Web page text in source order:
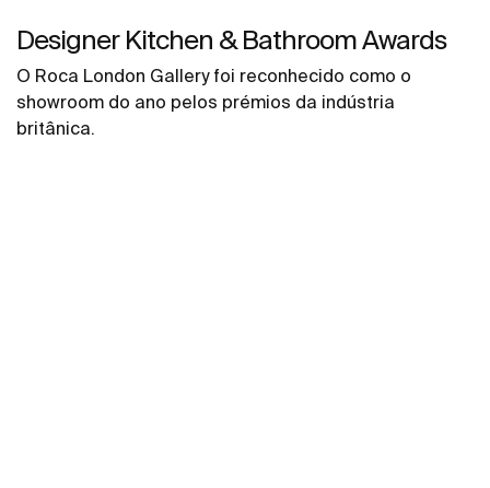
Designer Kitchen & Bathroom Awards
O Roca London Gallery foi reconhecido como o
showroom do ano pelos prémios da indústria
britânica.